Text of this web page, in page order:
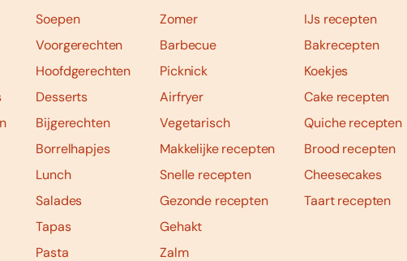
Soepen
Voorgerechten
Hoofdgerechten
Desserts
Bijgerechten
Borrelhapjes
Lunch
Salades
Tapas
Pasta
Zomer
Barbecue
Picknick
Airfryer
Vegetarisch
Makkelijke recepten
Snelle recepten
Gezonde recepten
Gehakt
Zalm
IJs recepten
Bakrecepten
Koekjes
Cake recepten
Quiche recepten
Brood recepten
Cheesecakes
Taart recepten